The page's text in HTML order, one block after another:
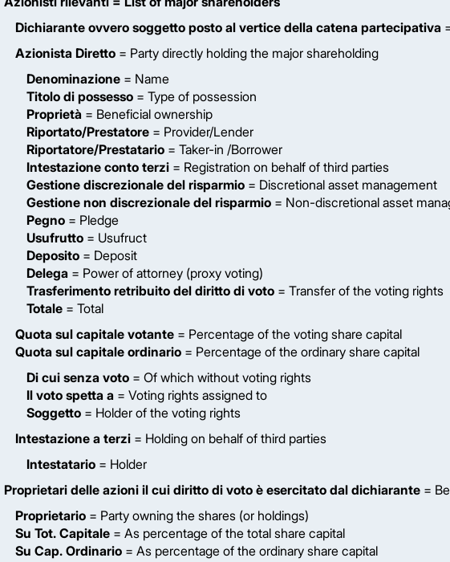
Dichiarante ovvero soggetto posto al vertice della catena partecipativa
Azionista Diretto = Party directly holding the major shareholding
Denominazione = Name
Titolo di possesso = Type of possession
Proprietà = Beneficial ownership
Riportato/Prestatore = Provider/Lender
Riportatore/Prestatario = Taker-in /Borrower
Intestazione conto terzi = Registration on behalf of third parties
Gestione discrezionale del risparmio = Discretional asset management
Gestione non discrezionale del risparmio = Non-discretional asset
Pegno = Pledge
Usufrutto = Usufruct
Deposito = Deposit
Delega = Power of attorney (proxy voting)
Trasferimento retribuito del diritto di voto = Transfer of the voting rights
Totale = Total
Quota sul capitale votante = Percentage of the voting share capital
Quota sul capitale ordinario = Percentage of the ordinary share capital
Di cui senza voto = Of which without voting rights
Il voto spetta a = Voting rights assigned to
Soggetto = Holder of the voting rights
Intestazione a terzi = Holding on behalf of third parties
Intestatario = Holder
Proprietari delle azioni il cui diritto di voto è esercitato dal dichiarante =
Proprietario = Party owning the shares (or holdings)
Su Tot. Capitale = As percentage of the total share capital
Su Cap. Ordinario = As percentage of the ordinary share capital